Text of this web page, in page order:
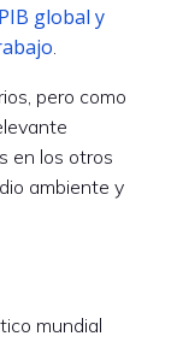
global y
.
pero como
en los otros
ambiente y
mundial